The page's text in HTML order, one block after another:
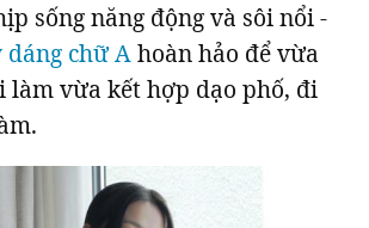
Bạn cần biết
sống năng động và sôi nổi -
dáng chữ Ahoàn hảo để vừa
làm vừa kết hợp dạo phố, đi